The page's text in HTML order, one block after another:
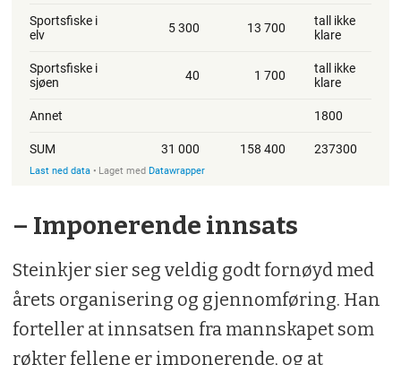
– Imponerende innsats
Steinkjer sier seg veldig godt fornøyd med
årets organisering og gjennomføring. Han
forteller at innsatsen fra mannskapet som
røkter fellene er imponerende, og at